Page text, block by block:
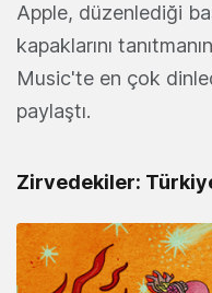
Apple, düzenlediği
kapaklarını
Music'te en çok
paylaştı.
Zirvedekiler: